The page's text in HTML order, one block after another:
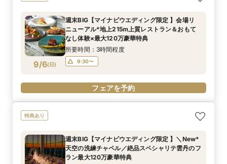
9/6(日)
週末BIG【マイナビウエディング限定 】会場リ
ニューアル*地上215m上質レストラン＆おもて
なし体験×最大120万豪華特典
所要時間：3時間程度
9:30〜
フェアを予約
特典あり
週末BIG【マイナビウエディング限定 】＼New*
天空の洗練チャペル／絶品スペシャリテ雲丹のフ
ラン最大120万豪華特典